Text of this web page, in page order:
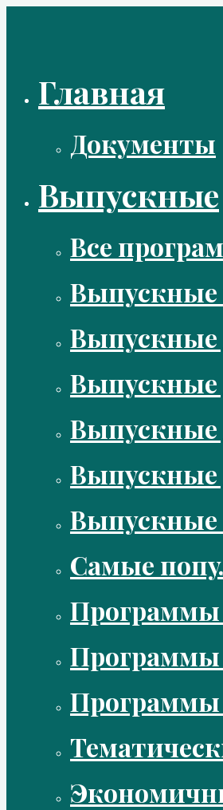
Главная
Документы
Выпускные
Все
Выпускные
Выпускные
Выпускные
Выпускные
Выпускные
Выпускные
Самые
Программы
Программы
Программы